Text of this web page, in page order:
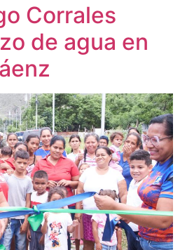
Corrales
de agua en